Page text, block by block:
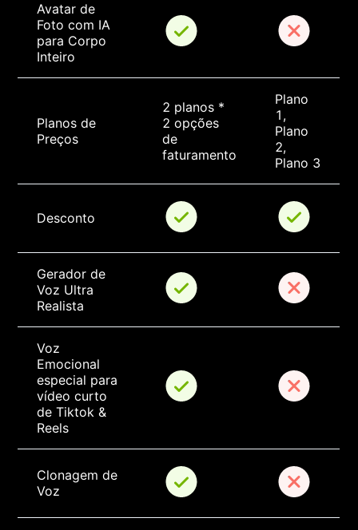
Avatar de
Foto com IA
para Corpo
Inteiro
Planos de
Preços
2 planos *
2 opções
de
faturamento
Plano
1,
Plano
2,
Plano 3
Desconto
Gerador de
Voz Ultra
Realista
Voz
Emocional
especial para
vídeo curto
de Tiktok &
Reels
Clonagem de
Voz